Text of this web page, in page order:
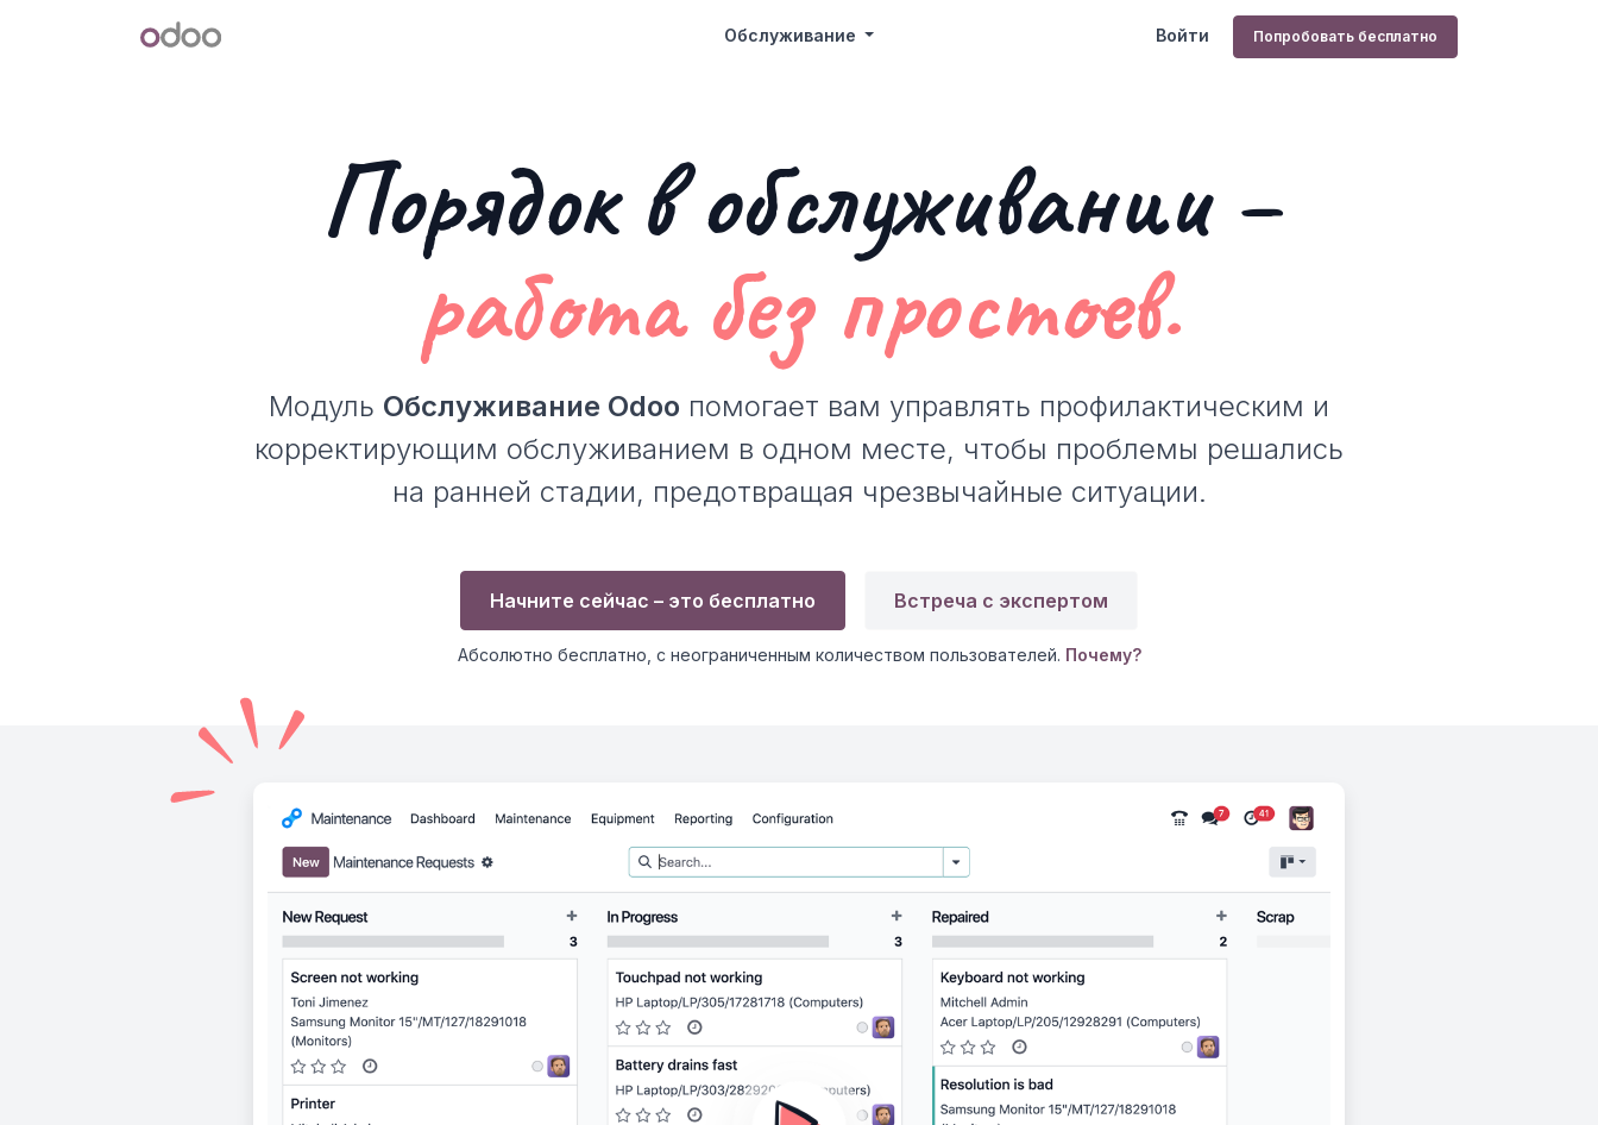
Odoo Войти Попробовать бесплатно
Обслуживание
Порядок в обслуживании –
работа без простоев.
Модуль Обслуживание Odoo помогает вам управлять профилактическим и
корректирующим обслуживанием в одном месте, чтобы проблемы решались
на ранней стадии, предотвращая чрезвычайные ситуации.
Начните сейчас – это бесплатно Встреча с экспертом
Абсолютно бесплатно, с неограниченным количеством пользователей. Почему?